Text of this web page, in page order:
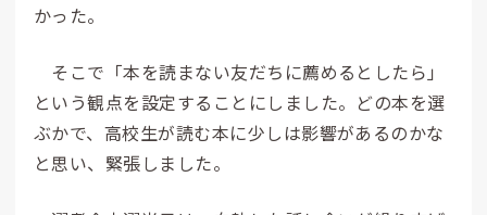
かった。
そこで「本を読まない友だちに薦めるとしたら」
という観点を設定することにしました。どの本を選
ぶかで、高校生が読む本に少しは影響があるのかな
と思い、緊張しました。